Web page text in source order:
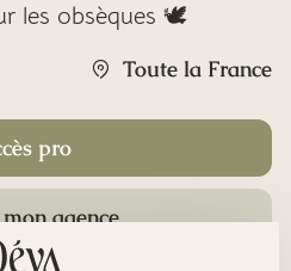
les obsèques 🕊️
Toute la France
pro
agence